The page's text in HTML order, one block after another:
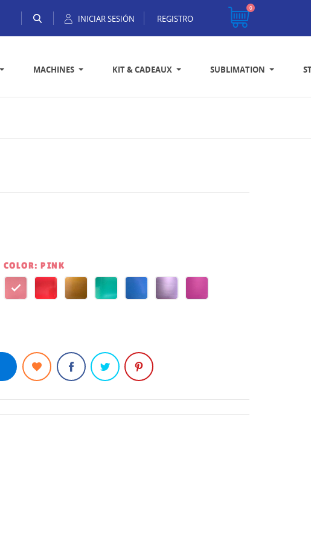
INICIAR SESIÓN REGISTRO
0
MACHINES KIT & CADEAUX SUBLIMATION
COLOR: PINK
PINK
RED
ORANGEGREENBLUE PURPLECHERRY